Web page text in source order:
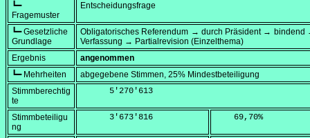
┗━
Fragemuster
Entscheidungsfrage
┗━ Gesetzliche
Grundlage
Obligatorisches Referendum → durch Präsident → bindend
Verfassung → Partialrevision (Einzelthema)
Ergebnis
angenommen
┗━ Mehrheiten
abgegebene Stimmen, 25% Mindestbeteiligung
Stimmberechtig
te
      5'270'613
Stimmbeteiligu
ng
      3'673'816
    69,70
%